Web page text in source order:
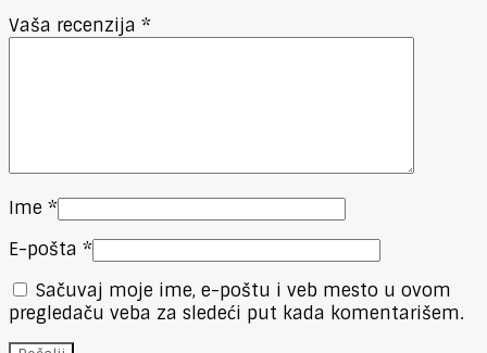
Vaša recenzija *
Ime *
E-pošta *
Sačuvaj moje ime, e-poštu i veb mesto u ovom
pregledaču veba za sledeći put kada komentarišem.